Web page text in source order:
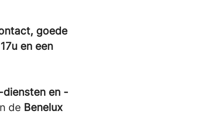
goede
en een
diensten en -
de Benelux